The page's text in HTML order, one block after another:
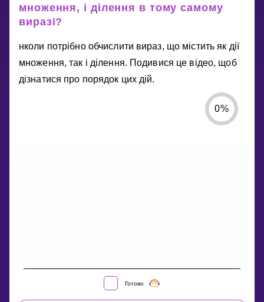
множення, і ділення в тому самому
виразі?
нколи потрібно обчислити вираз, що містить як дії
множення, так і ділення. Подивися це відео, щоб
дізнатися про порядок цих дій.
0%
Готово